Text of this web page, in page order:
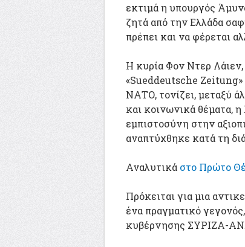
εκτιμά η υπουργός
ζητά από την Ελλάδα
πρέπει και να φέρεται
Η κυρία Φον Ντερ
«Sueddeutsche
ΝΑΤΟ, τονίζει, μεταξύ
και κοινωνικά θέματα, η
εμπιστοσύνη στην
αναπτύχθηκε κατά τη
Αναλυτικά στο Πρώτο
Πρόκειται για μια
ένα πραγματικό
κυβέρνησης ΣΥΡΙΖΑ-